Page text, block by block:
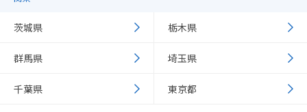
茨城県 栃木県
群馬県 埼玉県
千葉県 東京都